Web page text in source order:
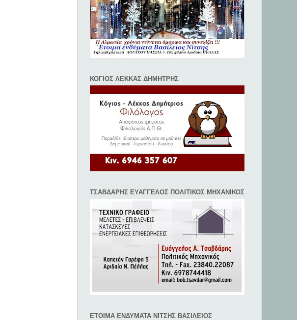
ΚΟΓΙΟΣ ΛΕΚΚΑΣ ΔΗΜΗΤΡΗΣ
ΤΣΑΒΔΑΡΗΣ ΕΥΑΓΓΕΛΟΣ ΠΟΛΙΤΙΚΟΣ ΜΗΧΑΝΙΚΟΣ
ΕΤΟΙΜΑ ΕΝΔΥΜΑΤΑ ΝΙΤΣΗΣ ΒΑΣΙΛΕΙΟΣ